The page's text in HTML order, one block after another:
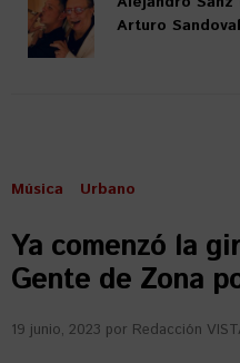
Arturo Sandoval
Música Urbano
Ya comenzó la
Gente de Zona
19 junio, 2023 por Redacción